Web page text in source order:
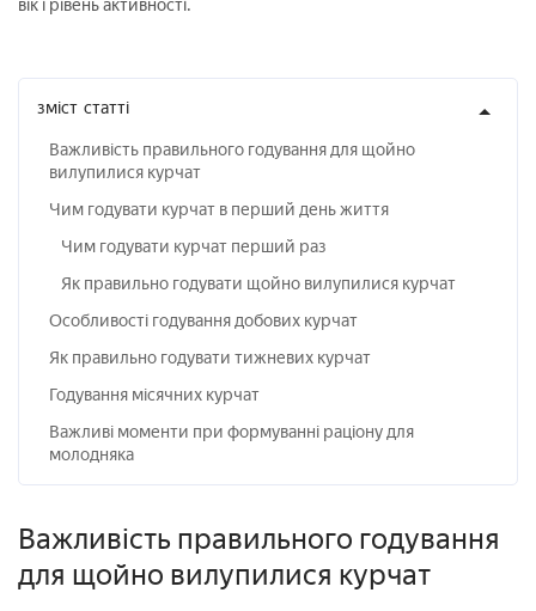
вік і рівень активності.
зміст статті
Важливість правильного годування для щойно
вилупилися курчат
Чим годувати курчат в перший день життя
Чим годувати курчат перший раз
Як правильно годувати щойно вилупилися курчат
Особливості годування добових курчат
Як правильно годувати тижневих курчат
Годування місячних курчат
Важливі моменти при формуванні раціону для
молодняка
Важливість правильного годування
для щойно вилупилися курчат